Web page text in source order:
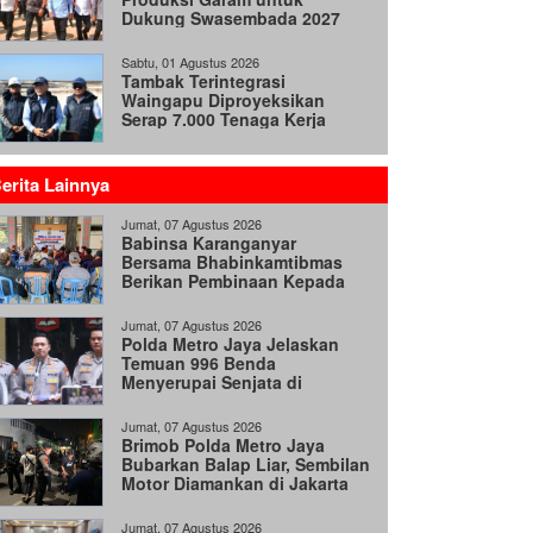
Dukung Swasembada 2027
Sabtu, 01 Agustus 2026
Tambak Terintegrasi
Waingapu Diproyeksikan
Serap 7.000 Tenaga Kerja
Lainnya
Jumat, 07 Agustus 2026
Babinsa Karanganyar
Bersama Bhabinkamtibmas
Berikan Pembinaan Kepada
Jumat, 07 Agustus 2026
Polda Metro Jaya Jelaskan
Temuan 996 Benda
Menyerupai Senjata di
Jumat, 07 Agustus 2026
Brimob Polda Metro Jaya
Bubarkan Balap Liar, Sembilan
Motor Diamankan di Jakarta
Jumat, 07 Agustus 2026